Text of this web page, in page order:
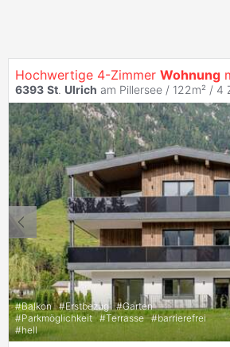
Hochwertige 4-Zimmer Wohnung
6393 St. Ulrich am Pillersee / 122m² / 4
#Balkon #Erstbezug #Garten
#Parkmöglichkeit #Terrasse #barrierefrei
#hell